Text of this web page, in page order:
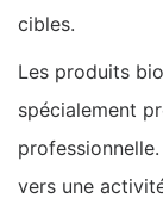
cibles.
Les produits
spécialement
vers une